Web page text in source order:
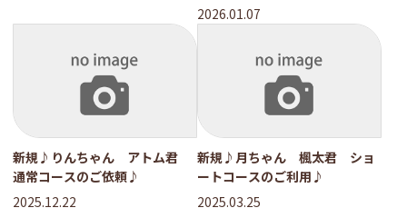
2026.01.07
新規♪りんちゃん アトム君
通常コースのご依頼♪
2025.12.22
新規♪月ちゃん 楓太君 ショ
ートコースのご利用♪
2025.03.25